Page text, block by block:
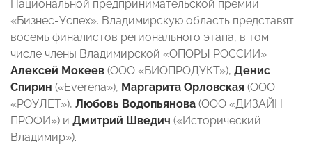
Национальной предпринимательской премии
«Бизнес-Успех». Владимирскую область представят
восемь финалистов регионального этапа, в том
числе члены Владимирской «ОПОРЫ РОССИИ»
Алексей Мокеев (ООО «БИОПРОДУКТ»), Денис
Спирин («Everena»), Маргарита Орловская (ООО
«РОУЛЕТ»), Любовь Водопьянова (ООО «ДИЗАЙН
ПРОФИ») и Дмитрий Шведич («Исторический
Владимир»).